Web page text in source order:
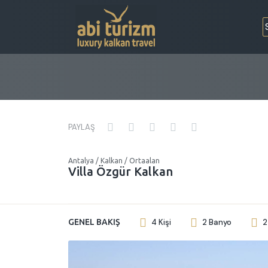
PAYLAŞ
Antalya / Kalkan / Ortaalan
Villa Özgür Kalkan
GENEL BAKIŞ 4 Kişi 2 Banyo